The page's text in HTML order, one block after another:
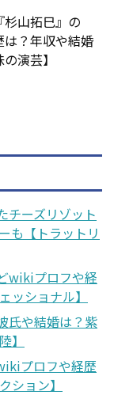
山拓巳』の
？年収や結婚
演芸】
チーズリゾット
も【トラットリ
wikiプロフや経
ッショナル】
氏や結婚は？紫
】
プロフや経歴
ション】